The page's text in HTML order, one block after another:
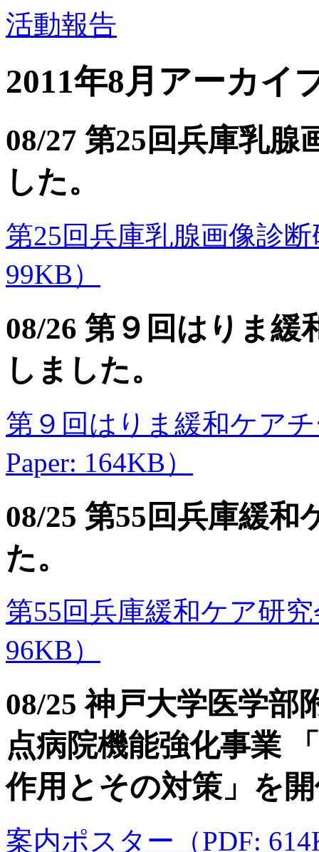
活動報告
2011年8月アーカイ
08/27 第25回兵庫乳
した。
第25回兵庫乳腺画像診断
99KB）
08/26 第９回はりま緩
しました。
第９回はりま緩和ケア
Paper: 164KB）
08/25 第55回兵庫緩
た。
第55回兵庫緩和ケア研究
96KB）
08/25 神戸大学医学
点病院機能強化事業
作用とその対策」を
案内ポスター（PDF: